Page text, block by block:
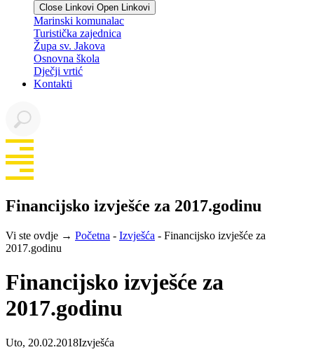
Close Linkovi Open Linkovi
Marinski komunalac
Turistička zajednica
Župa sv. Jakova
Osnovna škola
Dječji vrtić
Kontakti
Financijsko izvješće za 2017.godinu
Vi ste ovdje → Početna - Izvješća - Financijsko izvješće za
2017.godinu
Financijsko izvješće za
2017.godinu
Uto, 20.02.2018Izvješća